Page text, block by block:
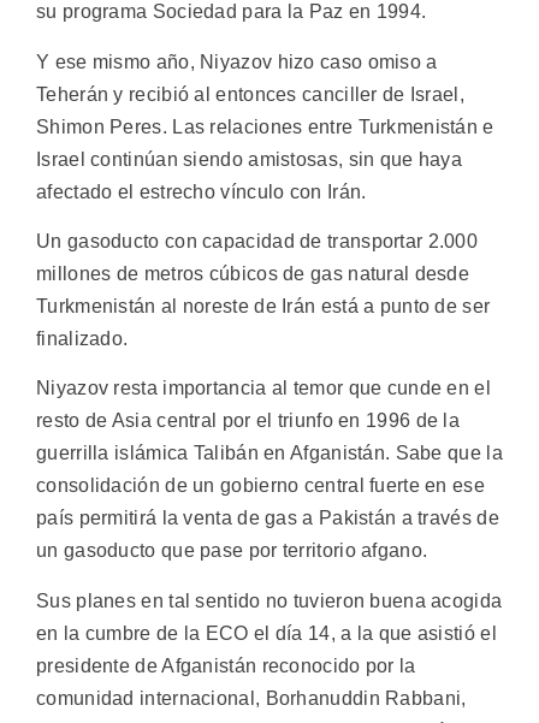
su programa Sociedad para la Paz en 1994.
Y ese mismo año, Niyazov hizo caso omiso a
Teherán y recibió al entonces canciller de Israel,
Shimon Peres. Las relaciones entre Turkmenistán e
Israel continúan siendo amistosas, sin que haya
afectado el estrecho vínculo con Irán.
Un gasoducto con capacidad de transportar 2.000
millones de metros cúbicos de gas natural desde
Turkmenistán al noreste de Irán está a punto de ser
finalizado.
Niyazov resta importancia al temor que cunde en el
resto de Asia central por el triunfo en 1996 de la
guerrilla islámica Talibán en Afganistán. Sabe que la
consolidación de un gobierno central fuerte en ese
país permitirá la venta de gas a Pakistán a través de
un gasoducto que pase por territorio afgano.
Sus planes en tal sentido no tuvieron buena acogida
en la cumbre de la ECO el día 14, a la que asistió el
presidente de Afganistán reconocido por la
comunidad internacional, Borhanuddin Rabbani,